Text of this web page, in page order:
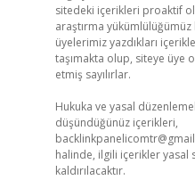
sitedeki içerikleri proaktif
araştırma
üyelerimiz yazdıkları
taşımakta olup, siteye üye
etmiş sayılırlar.
Hukuka ve yasal
düşündüğünüz içerikleri,
halinde, ilgili içerikler yasal
kaldırılacaktır.